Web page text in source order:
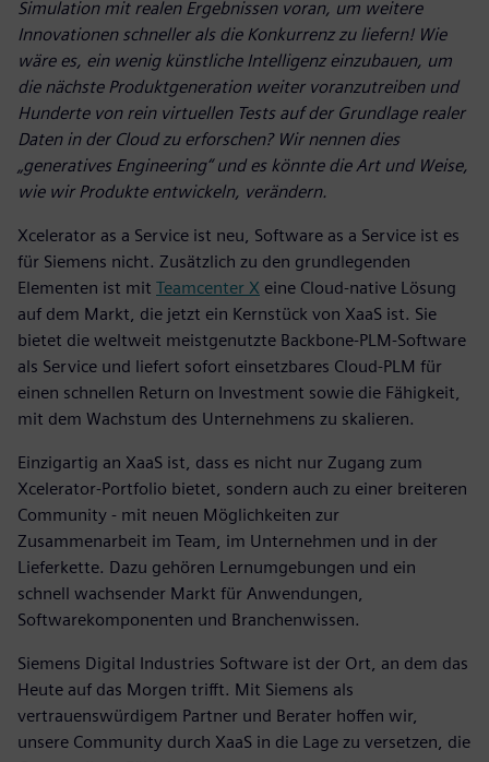
Simulation mit realen Ergebnissen voran, um weitere
Innovationen schneller als die Konkurrenz zu liefern! Wie
wäre es, ein wenig künstliche Intelligenz einzubauen, um
die nächste Produktgeneration weiter voranzutreiben und
Hunderte von rein virtuellen Tests auf der Grundlage realer
Daten in der Cloud zu erforschen? Wir nennen dies
„generatives Engineering“ und es könnte die Art und Weise,
wie wir Produkte entwickeln, verändern.
Xcelerator as a Service ist neu, Software as a Service ist es
für Siemens nicht. Zusätzlich zu den grundlegenden
Elementen ist mit Teamcenter X eine Cloud-native Lösung
auf dem Markt, die jetzt ein Kernstück von XaaS ist. Sie
bietet die weltweit meistgenutzte Backbone-PLM-Software
als Service und liefert sofort einsetzbares Cloud-PLM für
einen schnellen Return on Investment sowie die Fähigkeit,
mit dem Wachstum des Unternehmens zu skalieren.
Einzigartig an XaaS ist, dass es nicht nur Zugang zum
Xcelerator-Portfolio bietet, sondern auch zu einer breiteren
Community - mit neuen Möglichkeiten zur
Zusammenarbeit im Team, im Unternehmen und in der
Lieferkette. Dazu gehören Lernumgebungen und ein
schnell wachsender Markt für Anwendungen,
Softwarekomponenten und Branchenwissen.
Siemens Digital Industries Software ist der Ort, an dem das
Heute auf das Morgen trifft. Mit Siemens als
vertrauenswürdigem Partner und Berater hoffen wir,
unsere Community durch XaaS in die Lage zu versetzen, die